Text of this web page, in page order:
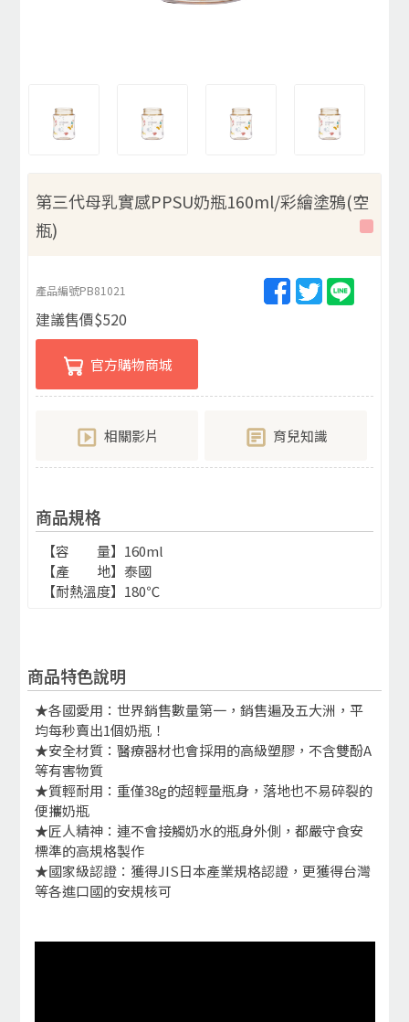
第三代母乳實感PPSU奶瓶160ml/彩繪塗鴉(空
瓶)
產品編號PB81021
建議售價$520
官方購物商城
相關影片 育兒知識
商品規格
【容 量】160ml
【產 地】泰國
【耐熱溫度】180℃
商品特色說明
★各國愛用：世界銷售數量第一，銷售遍及五大洲，平
均每秒賣出1個奶瓶！
★安全材質：醫療器材也會採用的高級塑膠，不含雙酚A
等有害物質
★質輕耐用：重僅38g的超輕量瓶身，落地也不易碎裂的
便攜奶瓶
★匠人精神：連不會接觸奶水的瓶身外側，都嚴守食安
標準的高規格製作
★國家級認證：獲得JIS日本產業規格認證，更獲得台灣
等各進口國的安規核可